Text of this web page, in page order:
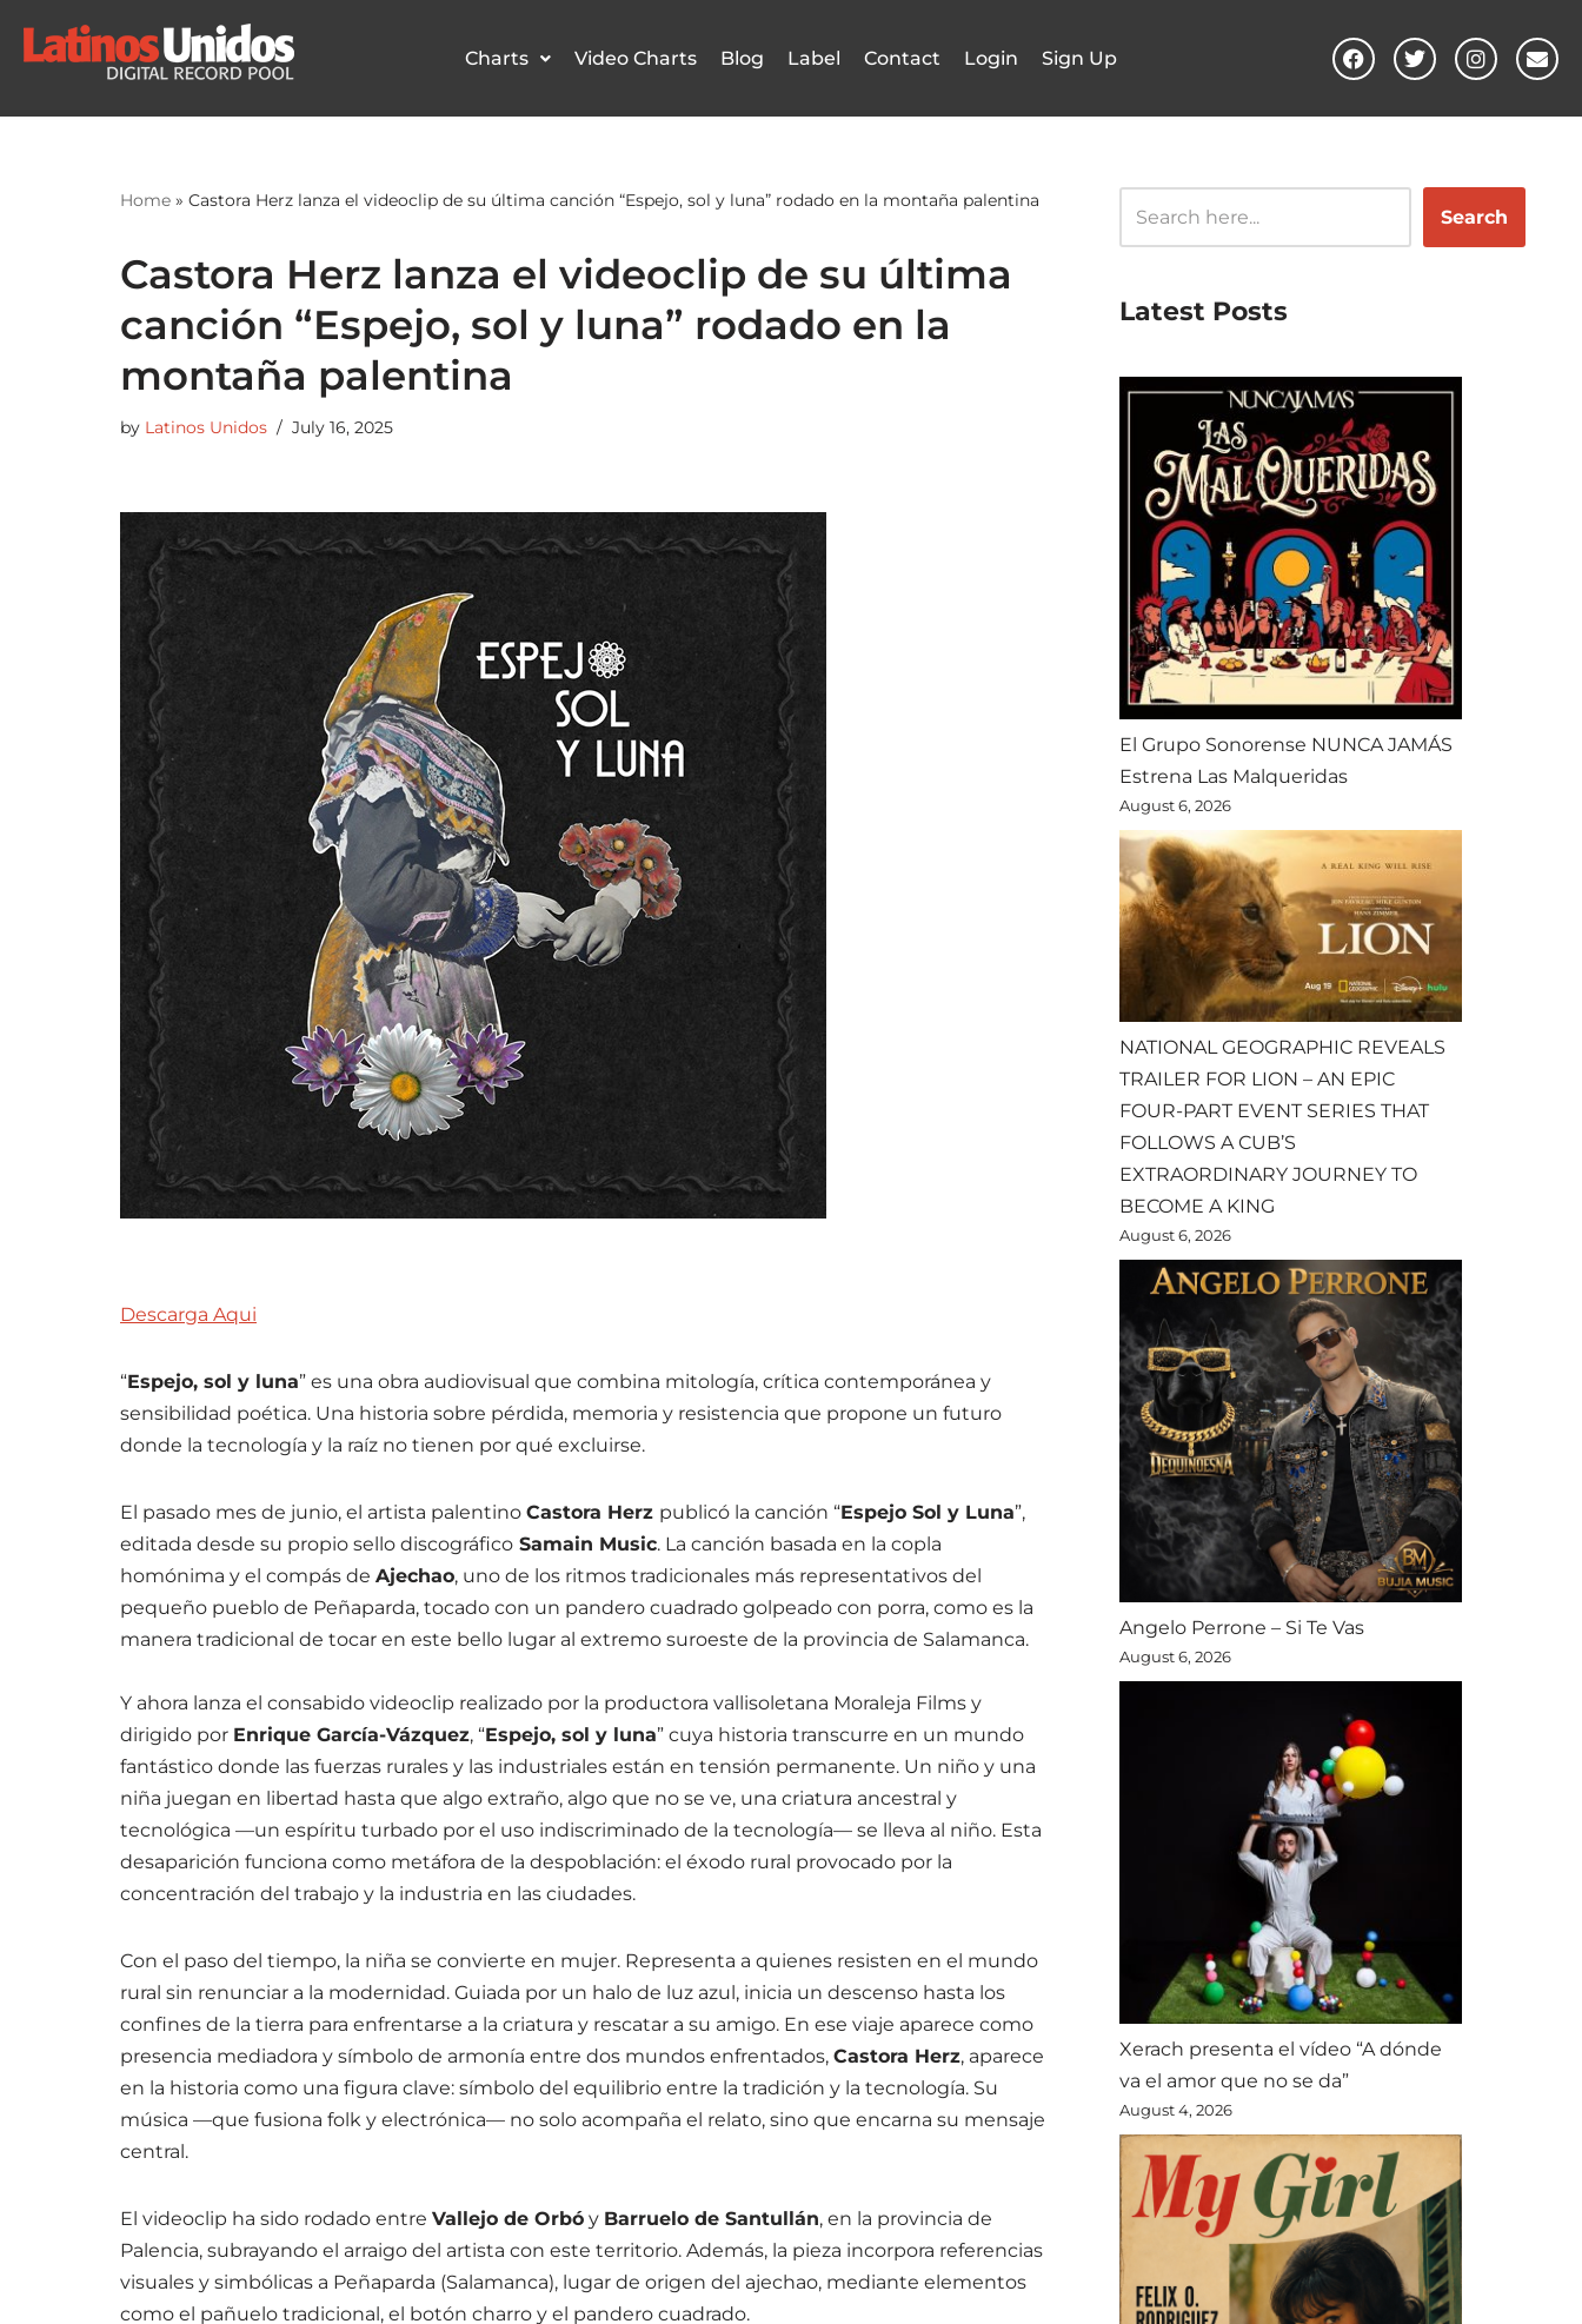
Skip
Charts Video Charts Blog Label Contact Login Sign Up
Home » Castora Herz lanza el videoclip de su última canción “Espejo, sol y luna” rodado en la montaña palentina
Castora Herz lanza el videoclip de su última
canción “Espejo, sol y luna” rodado en la
montaña palentina
by Latinos Unidos July 16, 2025
Descarga Aqui
“Espejo, sol y luna” es una obra audiovisual que combina mitología, crítica contemporánea y
sensibilidad poética. Una historia sobre pérdida, memoria y resistencia que propone un futuro
donde la tecnología y la raíz no tienen por qué excluirse.
El pasado mes de junio, el artista palentino Castora Herz publicó la canción “Espejo Sol y Luna”,
editada desde su propio sello discográfico Samain Music. La canción basada en la copla
homónima y el compás de Ajechao, uno de los ritmos tradicionales más representativos del
pequeño pueblo de Peñaparda, tocado con un pandero cuadrado golpeado con porra, como es la
manera tradicional de tocar en este bello lugar al extremo suroeste de la provincia de Salamanca.
Y ahora lanza el consabido videoclip realizado por la productora vallisoletana Moraleja Films y
dirigido por Enrique García-Vázquez, “Espejo, sol y luna” cuya historia transcurre en un mundo
fantástico donde las fuerzas rurales y las industriales están en tensión permanente. Un niño y una
niña juegan en libertad hasta que algo extraño, algo que no se ve, una criatura ancestral y
tecnológica —un espíritu turbado por el uso indiscriminado de la tecnología— se lleva al niño. Esta
desaparición funciona como metáfora de la despoblación: el éxodo rural provocado por la
concentración del trabajo y la industria en las ciudades.
Con el paso del tiempo, la niña se convierte en mujer. Representa a quienes resisten en el mundo
rural sin renunciar a la modernidad. Guiada por un halo de luz azul, inicia un descenso hasta los
confines de la tierra para enfrentarse a la criatura y rescatar a su amigo. En ese viaje aparece como
presencia mediadora y símbolo de armonía entre dos mundos enfrentados, Castora Herz, aparece
en la historia como una figura clave: símbolo del equilibrio entre la tradición y la tecnología. Su
música —que fusiona folk y electrónica— no solo acompaña el relato, sino que encarna su mensaje
central.
El videoclip ha sido rodado entre Vallejo de Orbó y Barruelo de Santullán, en la provincia de
Palencia, subrayando el arraigo del artista con este territorio. Además, la pieza incorpora referencias
visuales y simbólicas a Peñaparda (Salamanca), lugar de origen del ajechao, mediante elementos
como el pañuelo tradicional, el botón charro y el pandero cuadrado.
Search
Latest Posts
El Grupo Sonorense NUNCA JAMÁS
Estrena Las Malqueridas
August 6, 2026
NATIONAL GEOGRAPHIC REVEALS
TRAILER FOR LION – AN EPIC
FOUR-PART EVENT SERIES THAT
FOLLOWS A CUB’S
EXTRAORDINARY JOURNEY TO
BECOME A KING
August 6, 2026
Angelo Perrone – Si Te Vas
August 6, 2026
Xerach presenta el vídeo “A dónde
va el amor que no se da”
August 4, 2026